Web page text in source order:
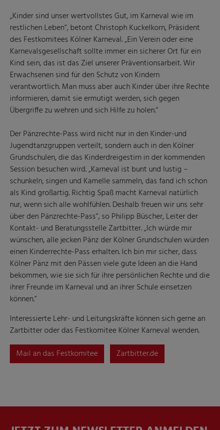
„Kinder sind unser wertvollstes Gut, im Karneval wie im
restlichen Leben“, betont Christoph Kuckelkorn, Präsident
des Festkomitees Kölner Karneval. „Ein Verein oder eine
Karnevalsgesellschaft sollte immer ein sicherer Ort für ein
Kind sein, das ist das Ziel unserer Präventionsarbeit. Wir
Erwachsenen sind für den Schutz von Kindern
verantwortlich. Man muss aber auch Kinder über ihre Rechte
informieren, damit sie ermutigt werden, sich gegen
Übergriffe zu wehren und sich Hilfe zu holen.“
Der Pänzrechte-Pass wird nicht nur in den Kinder-und
Jugendtanzgruppen verteilt, sondern auch in den Kölner
Grundschulen, die das Kinderdreigestirn in der kommenden
Session besuchen wird. „Karneval ist bunt und lustig –
schunkeln, singen und Kamelle sammeln, das fand ich schon
als Kind großartig. Richtig Spaß macht Karneval natürlich
nur, wenn sich alle wohlfühlen. Deshalb freuen wir uns sehr
über den Pänzrechte-Pass“, so Philipp Büscher, Leiter der
Kontakt- und Beratungsstelle Zartbitter. „Ich würde mir
wünschen, alle jecken Pänz der Kölner Grundschulen würden
einen Kinderrechte-Pass erhalten. Ich bin mir sicher, dass
Kölner Pänz mit den Pässen viele gute Ideen an die Hand
bekommen, wie sie sich für ihre persönlichen Rechte und die
ihrer Freunde im Karneval und an ihrer Schule einsetzen
können.“
Interessierte Lehr- und Leitungskräfte können sich gerne an
Zartbitter oder das Festkomitee Kölner Karneval wenden.
Mail an das Festkomitee
Zartbitter.de